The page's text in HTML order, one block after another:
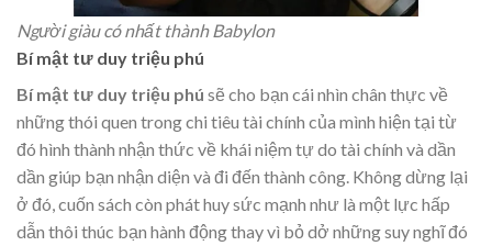
Người giàu có nhất thành Babylon
Bí mật tư duy triệu phú
Bí mật tư duy triệu phú sẽ cho bạn cái nhìn chân thực về
những thói quen trong chi tiêu tài chính của mình hiện tại từ
đó hình thành nhận thức về khái niệm tự do tài chính và dần
dần giúp bạn nhận diện và đi đến thành công. Không dừng lại
ở đó, cuốn sách còn phát huy sức mạnh như là một lực hấp
dẫn thôi thúc bạn hành động thay vì bỏ dở những suy nghĩ đó